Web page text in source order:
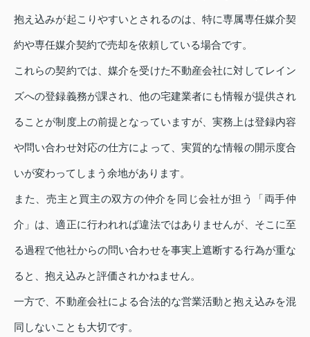
抱え込みが起こりやすいとされるのは、特に専属専任媒介契
約や専任媒介契約で売却を依頼している場合です。
これらの契約では、媒介を受けた不動産会社に対してレイン
ズへの登録義務が課され、他の宅建業者にも情報が提供され
ることが制度上の前提となっていますが、実務上は登録内容
や問い合わせ対応の仕方によって、実質的な情報の開示度合
いが変わってしまう余地があります。
また、売主と買主の双方の仲介を同じ会社が担う「両手仲
介」は、適正に行われれば違法ではありませんが、そこに至
る過程で他社からの問い合わせを事実上遮断する行為が重な
ると、抱え込みと評価されかねません。
一方で、不動産会社による合法的な営業活動と抱え込みを混
同しないことも大切です。